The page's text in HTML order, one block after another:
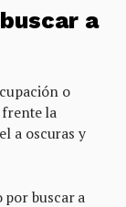
a
o
frente la
a oscuras y
buscar a